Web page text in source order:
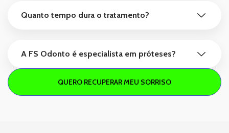
Quanto tempo dura o tratamento?
A FS Odonto é especialista em próteses?
QUERO RECUPERAR MEU SORRISO